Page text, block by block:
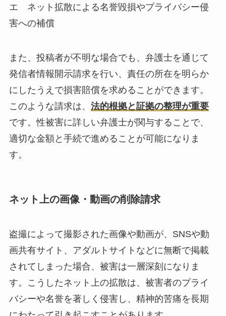
エ ネット拡散による名誉毀損やプライバシー侵
害への補償
また、投稿者が不明な場合でも、弁護士を通じて
発信者情報開示請求を行い、責任の所在を明らか
にしたうえで損害賠償を求めることができます。
このような請求は、 法的根拠と証拠の整理が重要
です。性被害に詳しい弁護士が関与することで、
適切な金額と手続で進めることが可能になりま
す。
ネット上の画像・動画の削除請求
盗撮によって撮影された画像や動画が、SNSや動
画共有サイト、アダルトサイトなどに無断で掲載
されてしまった場合、被害は一層深刻になりま
す。こうしたネット上の拡散は、被害者のプライ
バシーや名誉を著しく侵害し、精神的苦痛を長期